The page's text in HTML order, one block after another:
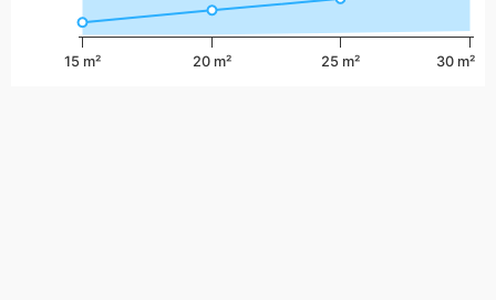
15 m² 20 m² 25 m² 30 m²